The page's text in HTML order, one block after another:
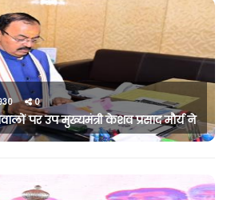
0
पर उप मुख्यमंत्री केशव प्रसाद मौर्य ने